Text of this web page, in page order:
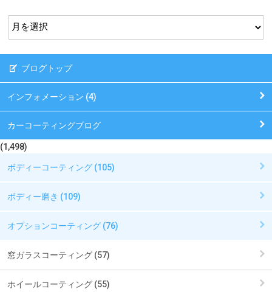
ブログトップ
インフォメーション (4)
カーコーティングブログ
(1,498)
ボディーコーティング (105)
ボディー磨き (109)
オプションコーティング (76)
窓ガラスコーティング (57)
ホイールコーティング (55)